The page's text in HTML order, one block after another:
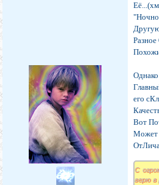
его
Вот
Может
С
верю в